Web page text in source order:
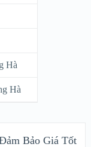
Hà
Hà
Bảo Giá Tốt